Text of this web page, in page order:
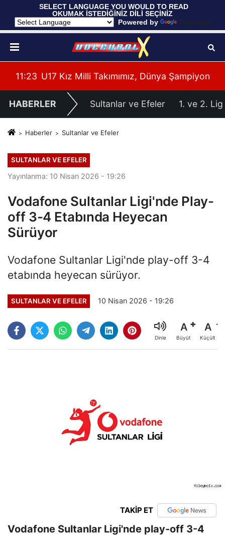
SELECT LANGUAGE YOU WOULD TO READ
OKUMAK İSTEDİĞİNİZ DİLİ SEÇİNİZ
Powered by
Translate
Galibiyetle Başladı
11:21 2026 Akdeniz Oyunları'ndaki Rakiplerimiz
HABERLER Sultanlar ve Efeler 1. ve 2. Lig
Haberler Sultanlar ve Efeler
SULTANLAR VE EFELER
Yayınlanma: 10 Nisan 2026 - 19:26
Vodafone Sultanlar Ligi'nde Play-
off 3-4 Etabında Heyecan
Sürüyor
Vodafone Sultanlar Ligi'nde play-off 3-4
etabında heyecan sürüyor.
SULTANLAR VE EFELER 10 Nisan 2026 - 19:26
Dinle
A
Büyüt
A
Küçült
TAKİP ET
Vodafone Sultanlar Ligi'nde play-off 3-4